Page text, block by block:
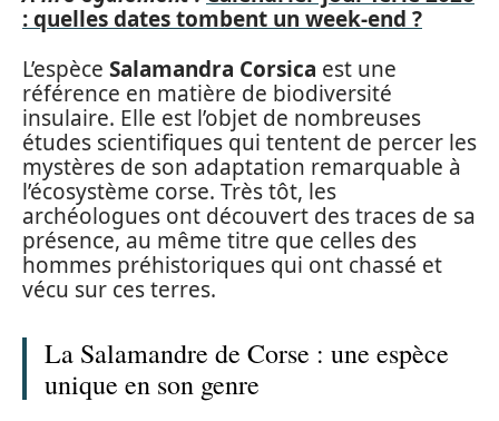
: quelles dates tombent un week-end ?
L’espèce Salamandra Corsica est une
référence en matière de biodiversité
insulaire. Elle est l’objet de nombreuses
études scientifiques qui tentent de percer les
mystères de son adaptation remarquable à
l’écosystème corse. Très tôt, les
archéologues ont découvert des traces de sa
présence, au même titre que celles des
hommes préhistoriques qui ont chassé et
vécu sur ces terres.
La Salamandre de Corse : une espèce
unique en son genre